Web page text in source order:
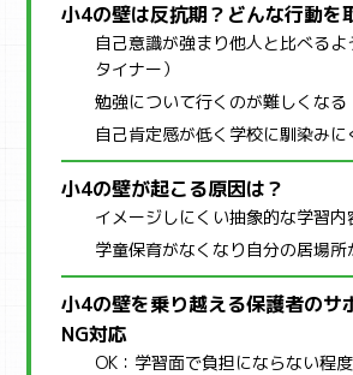
小4の壁は反抗期？どんな行動を
自己意識が強まり他人と比べるよ
タイナー）
勉強について行くのが難しくなる
自己肯定感が低く学校に馴染みに
小4の壁が起こる原因は？
イメージしにくい抽象的な学習内
学童保育がなくなり自分の居
小4の壁を乗り越える保護者のサ
NG対応
OK：学習面で負担にならない程